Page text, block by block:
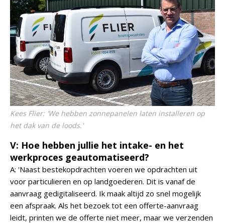
Kees Flier: 'We hebben zonnepanelen laten installeren op
het dak van de loods.'
V: Hoe hebben jullie het intake- en het
werkproces geautomatiseerd?
A: 'Naast bestekopdrachten voeren we opdrachten uit
voor particulieren en op landgoederen. Dit is vanaf de
aanvraag gedigitaliseerd. Ik maak altijd zo snel mogelijk
een afspraak. Als het bezoek tot een offerte-aanvraag
leidt, printen we de offerte niet meer, maar we verzenden